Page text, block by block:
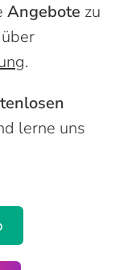
Angebote zu
.
lerne uns